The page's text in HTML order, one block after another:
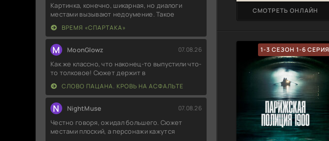
Картинка, конечно, шикарная, но диалоги
местами вызывают недоумение. Такое
ВРЕМЯ «СПАРТАКА»
M MoonGlowz 07.08.26
Как же классно, что наконец-то выпустили что-
то толковое! Сюжет держит в
СЛОВО ПАЦАНА. КРОВЬ НА АСФАЛЬТЕ
N NightMuse 07.08.26
Честно говоря, ожидал большего. Сюжет
местами плоский, а персонажи кажутся
СМОТРЕТЬ ОНЛАЙН
1-3 СЕЗОН 1-6 СЕРИЯ